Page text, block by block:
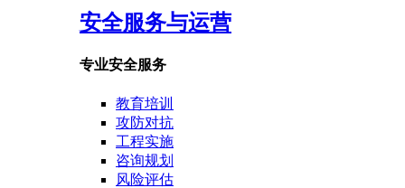
安全服务与运营
专业安全服务
教育培训
攻防对抗
工程实施
咨询规划
风险评估